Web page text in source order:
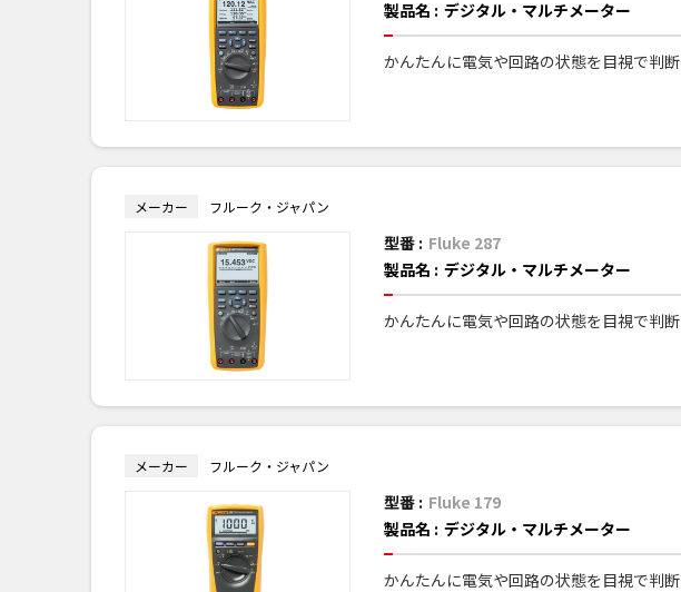
製品名 : デジタル・マルチメーター
かんたんに電気や回路の状態を目視で判断
メーカー フルーク・ジャパン
型番 : Fluke 287
製品名 : デジタル・マルチメーター
かんたんに電気や回路の状態を目視で判断
メーカー フルーク・ジャパン
型番 : Fluke 179
製品名 : デジタル・マルチメーター
かんたんに電気や回路の状態を目視で判断